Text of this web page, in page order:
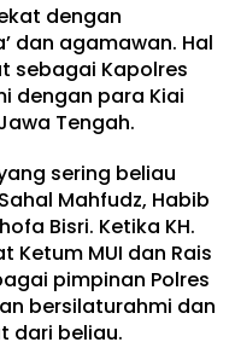
dengan
dan agamawan. Hal
sebagai Kapolres
dengan para Kiai
Tengah.
sering beliau
Mahfudz, Habib
Bisri. Ketika KH.
Ketum MUI dan Rais
pimpinan Polres
bersilaturahmi dan
dari beliau.